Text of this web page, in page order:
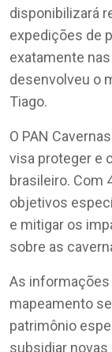
disponibilizará
expedições de
exatamente
desenvolveu o
Tiago.
O PAN
visa proteger e
brasileiro. Com
objetivos
e mitigar os
sobre as
As
mapeamento
patrimônio
subsidiar